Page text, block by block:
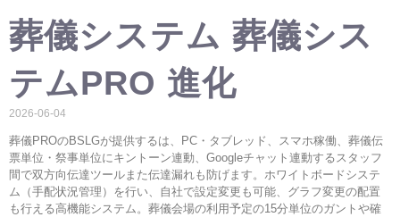
葬儀システム 葬儀シス
テムPRO 進化
2026-06-04
葬儀PROのBSLGが提供するは、PC・タブレッド、スマホ稼働、葬儀伝
票単位・祭事単位にキントーン連動、Googleチャット連動するスタッフ
間で双方向伝達ツールまた伝達漏れも防げます。ホワイトボードシステ
ム（手配状況管理）を行い、自社で設定変更も可能、グラフ変更の配置
も行える高機能システム。葬儀会場の利用予定の15分単位のガントや確